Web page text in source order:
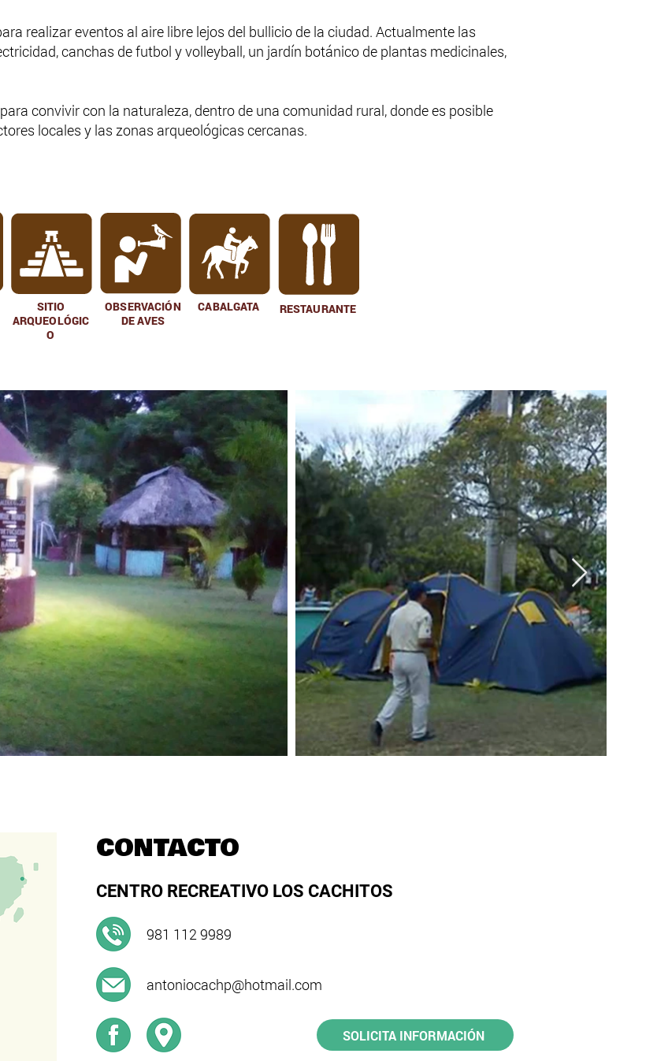
realizar eventos al aire libre lejos del bullicio de la ciudad. Actualmente las
canchas de futbol y volleyball, un jardín botánico de plantas medicinales,
convivir con la naturaleza, dentro de una comunidad rural, donde es posible
locales y las zonas arqueológicas cercanas.
SITIO
ARQUEOLÓGIC
O
OBSERVACIÓN
DE AVES
CABALGATA RESTAURANTE
CONTACTO
CENTRO RECREATIVO LOS CACHITOS
981 112 9989
antoniocachp@hotmail.com​
SOLICITA INFORMACIÓN